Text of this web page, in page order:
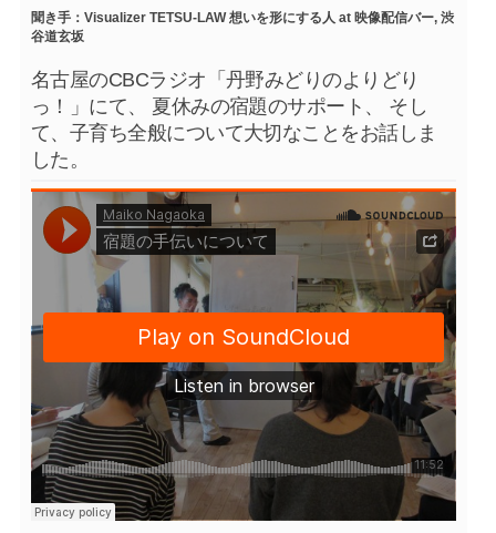
聞き手：Visualizer TETSU-LAW 想いを形にする人 at 映像配信バー, 渋
谷道玄坂
名古屋のCBCラジオ「丹野みどりのよりどり
っ！」にて、 夏休みの宿題のサポート、 そし
て、子育ち全般について大切なことをお話しま
した。